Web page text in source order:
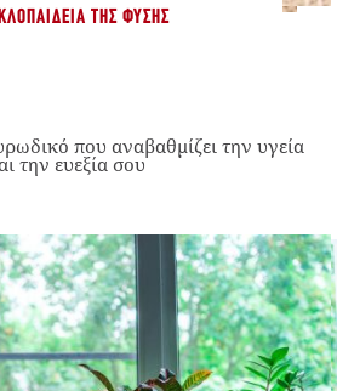
ΤΗΣ ΦΎΣΗΣ
που αναβαθμίζει την υγεία
την ευεξία σου